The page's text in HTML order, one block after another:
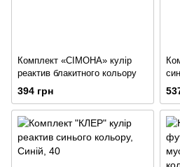
Комплект «СІМОНА» кулір
реактив блакитного кольору
394 грн